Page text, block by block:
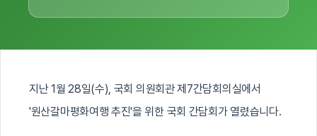
지난 1월 28일(수), 국회 의원회관 제7간담회의실에서
'원산갈마평화여행 추진'을 위한 국회 간담회가 열렸습니다.